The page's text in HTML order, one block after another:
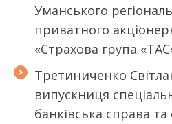
Уманського
приватного
«Страхова група
Третиниченко
випускниця
банківська справа